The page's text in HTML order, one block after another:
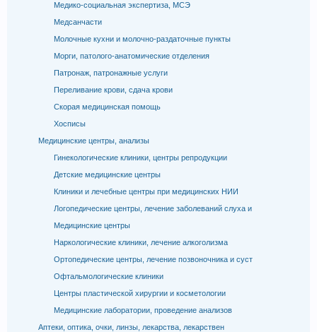
Медико-социальная экспертиза, МСЭ
Медсанчасти
Молочные кухни и молочно-раздаточные пункты
Морги, патолого-анатомические отделения
Патронаж, патронажные услуги
Переливание крови, сдача крови
Скорая медицинская помощь
Хосписы
Медицинские центры, анализы
Гинекологические клиники, центры репродукции
Детские медицинские центры
Клиники и лечебные центры при медицинских НИИ
Логопедические центры, лечение заболеваний слуха и
Медицинские центры
Наркологические клиники, лечение алкоголизма
Ортопедические центры, лечение позвоночника и суст
Офтальмологические клиники
Центры пластической хирургии и косметологии
Медицинские лаборатории, проведение анализов
Аптеки, оптика, очки, линзы, лекарства, лекарствен